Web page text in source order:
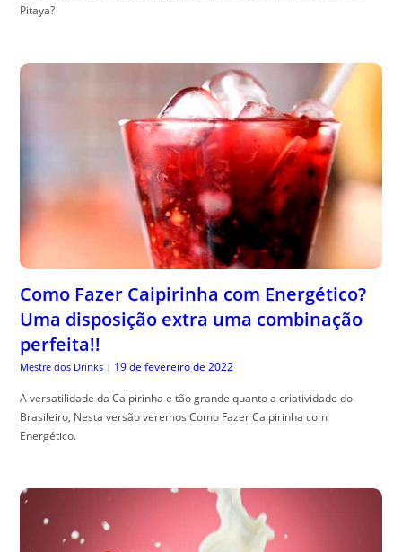
Pitaya?
Como Fazer Caipirinha com Energético?
Uma disposição extra uma combinação
perfeita!!
Mestre dos Drinks | 19 de fevereiro de 2022
A versatilidade da Caipirinha e tão grande quanto a criatividade do
Brasileiro, Nesta versão veremos Como Fazer Caipirinha com
Energético.